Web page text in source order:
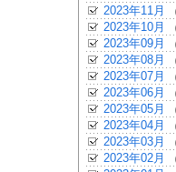
2023年11月
2023年10月
2023年09月
2023年08月
2023年07月
2023年06月
2023年05月
2023年04月
2023年03月
2023年02月